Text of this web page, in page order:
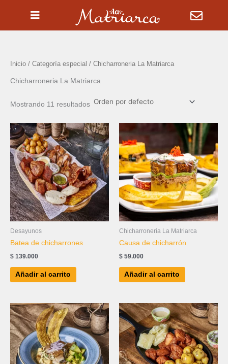
Inicio / Categoría especial / Chicharroneria La Matriarca
Chicharroneria La Matriarca
Mostrando 11 resultados
Desayunos
Batea de chicharrones
$ 139.000
Añadir al carrito
Chicharroneria La Matriarca
Causa de chicharrón
$ 59.000
Añadir al carrito